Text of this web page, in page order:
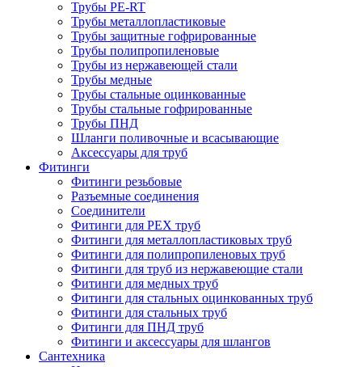
Трубы PE-RT
Трубы металлопластиковые
Трубы защитные гофрированные
Трубы полипропиленовые
Трубы из нержавеющей стали
Трубы медные
Трубы стальные оцинкованные
Трубы стальные гофрированные
Трубы ПНД
Шланги поливочные и всасывающие
Аксессуары для труб
Фитинги
Фитинги резьбовые
Разъемные соединения
Соединители
Фитинги для PEX труб
Фитинги для металлопластиковых труб
Фитинги для полипропиленовых труб
Фитинги для труб из нержавеющие стали
Фитинги для медных труб
Фитинги для стальных оцинкованных труб
Фитинги для стальных труб
Фитинги для ПНД труб
Фитинги и аксессуары для шлангов
Сантехника